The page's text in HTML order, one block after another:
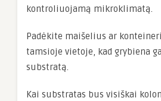
kontroliuojamą mikroklimatą.
Padėkite maišelius ar
tamsioje vietoje, kad grybiena
substratą.
Kai substratas bus visiškai